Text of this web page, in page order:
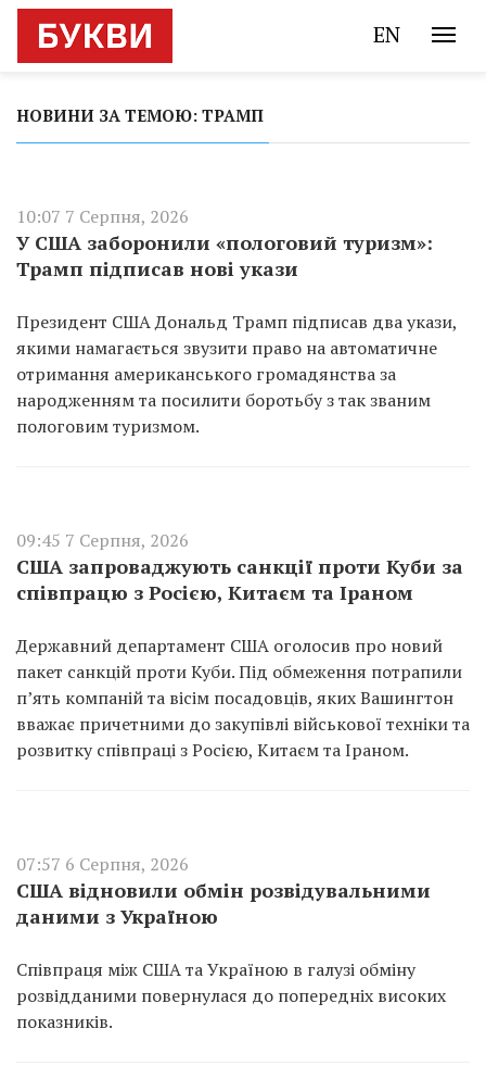
EN
НОВИНИ ЗА ТЕМОЮ: ТРАМП
10:07 7 Серпня, 2026
У США заборонили «пологовий туризм»:
Трамп підписав нові укази
Президент США Дональд Трамп підписав два укази,
якими намагається звузити право на автоматичне
отримання американського громадянства за
народженням та посилити боротьбу з так званим
пологовим туризмом.
09:45 7 Серпня, 2026
США запроваджують санкції проти Куби за
співпрацю з Росією, Китаєм та Іраном
Державний департамент США оголосив про новий
пакет санкцій проти Куби. Під обмеження потрапили
п’ять компаній та вісім посадовців, яких Вашингтон
вважає причетними до закупівлі військової техніки та
розвитку співпраці з Росією, Китаєм та Іраном.
07:57 6 Серпня, 2026
США відновили обмін розвідувальними
даними з Україною
Співпраця між США та Україною в галузі обміну
розвідданими повернулася до попередніх високих
показників.